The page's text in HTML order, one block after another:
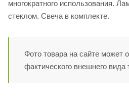
многократного использования.
стеклом. Свеча в комплекте.
Фото товара на сайте может
фактического внешнего вида